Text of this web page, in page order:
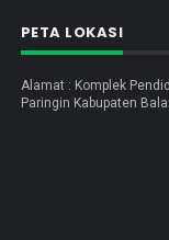
PETA LOKASI
Alamat : Komplek
Paringin Kabupaten